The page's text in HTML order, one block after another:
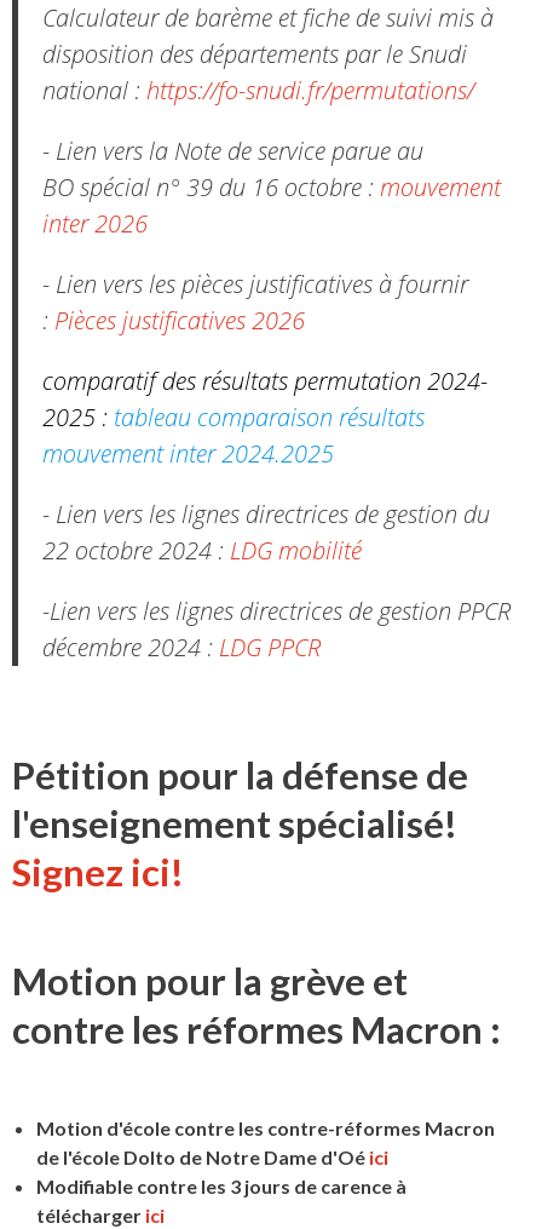
Calculateur de barème et fiche de suivi mis à
disposition des départements par le Snudi
national : https://fo-snudi.fr/permutations/
- Lien vers la Note de service parue au
BO spécial n° 39 du 16 octobre : mouvement
inter 2026
- Lien vers les pièces justificatives à fournir
: Pièces justificatives 2026
comparatif des résultats permutation 2024-
2025 : tableau comparaison résultats
mouvement inter 2024.2025
- Lien vers les lignes directrices de gestion du
22 octobre 2024 : LDG mobilité
-Lien vers les lignes directrices de gestion PPCR
décembre 2024 : LDG PPCR
Pétition pour la défense de
l'enseignement spécialisé!
Signez ici!
Motion pour la grève et
contre les réformes Macron :
Motion d'école contre les contre-réformes Macron
de l'école Dolto de Notre Dame d'Oé ici
Modifiable contre les 3 jours de carence à
télécharger ici